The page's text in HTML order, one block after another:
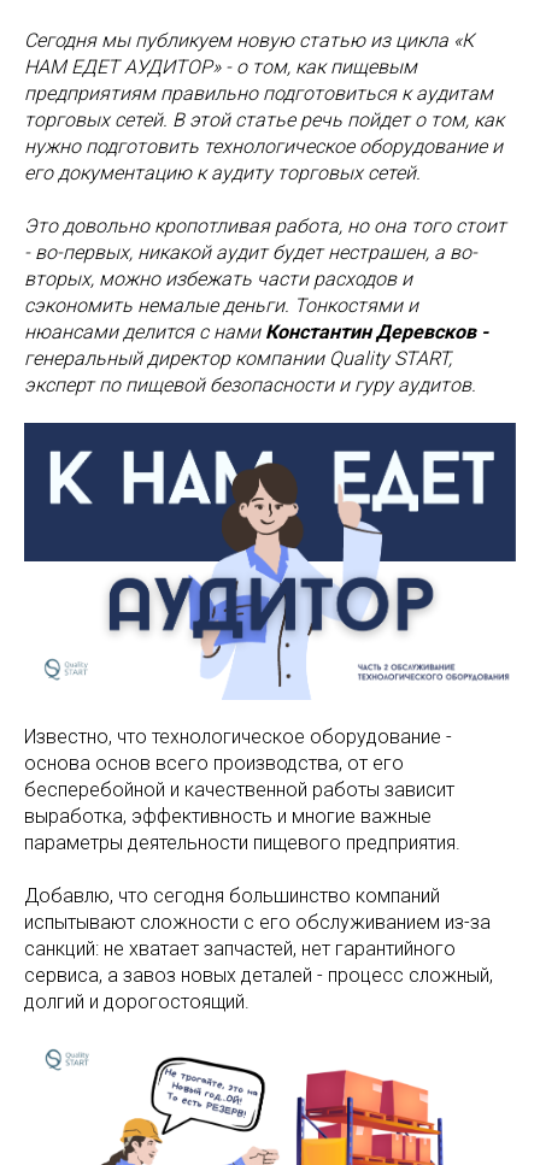
Сегодня мы публикуем новую статью из цикла «К
НАМ ЕДЕТ АУДИТОР» - о том, как пищевым
предприятиям правильно подготовиться к аудитам
торговых сетей. В этой статье речь пойдет о том, как
нужно подготовить технологическое оборудование и
его документацию к аудиту торговых сетей.
Это довольно кропотливая работа, но она того стоит
- во-первых, никакой аудит будет нестрашен, а во-
вторых, можно избежать части расходов и
сэкономить немалые деньги. Тонкостями и
нюансами делится с нами Константин Деревсков -
генеральный директор компании Quality START,
эксперт по пищевой безопасности и гуру аудитов.
Известно, что технологическое оборудование -
основа основ всего производства, от его
бесперебойной и качественной работы зависит
выработка, эффективность и многие важные
параметры деятельности пищевого предприятия.
Добавлю, что сегодня большинство компаний
испытывают сложности с его обслуживанием из-за
санкций: не хватает запчастей, нет гарантийного
сервиса, а завоз новых деталей - процесс сложный,
долгий и дорогостоящий.